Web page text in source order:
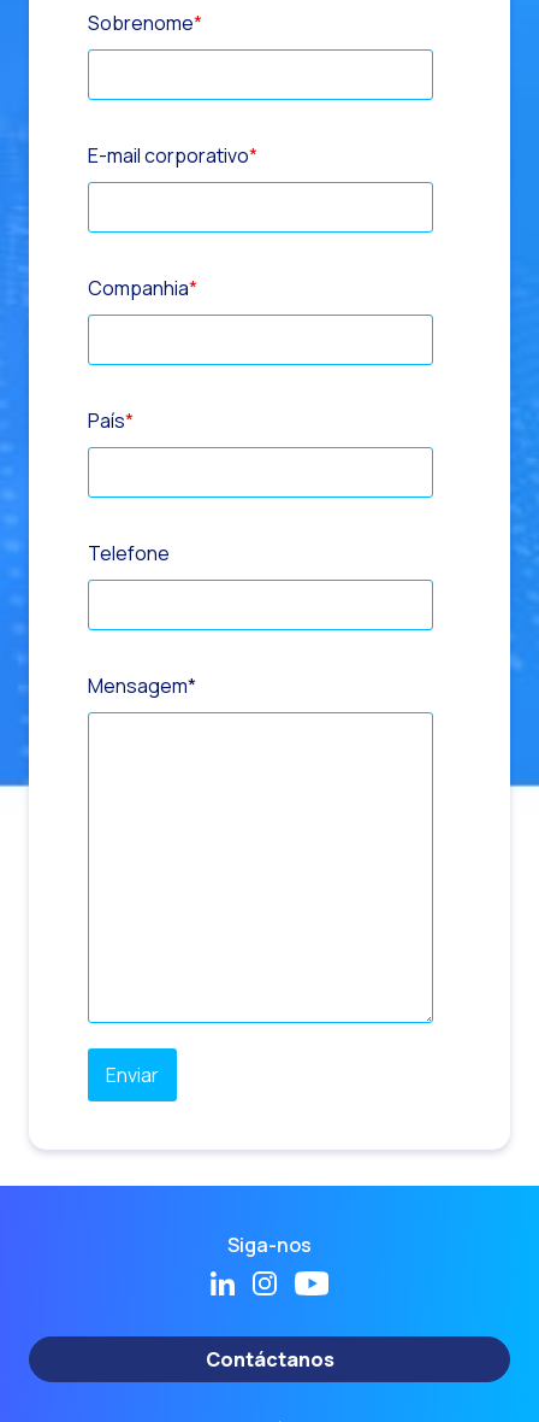
Sobrenome*
E-mail corporativo*
Companhia*
País*
Telefone
Mensagem*
Siga-nos
Contáctanos